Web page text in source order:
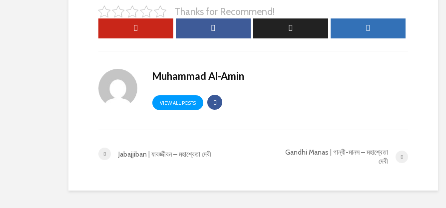
Thanks for Recommend!
Muhammad Al-Amin
VIEW ALL POSTS
Jabajjiban | যাবজ্জীবন – মহাশ্বেতা দেবী
Gandhi Manas | গান্ধী-মানস – মহাশ্বেতা
দেবী